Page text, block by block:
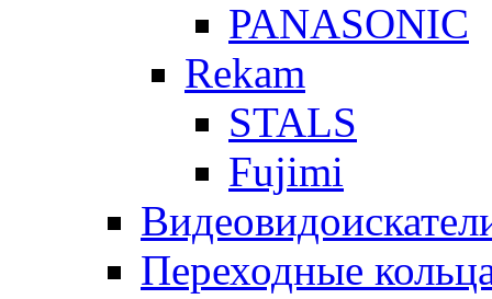
PANASONIC
Rekam
STALS
Fujimi
Переходные